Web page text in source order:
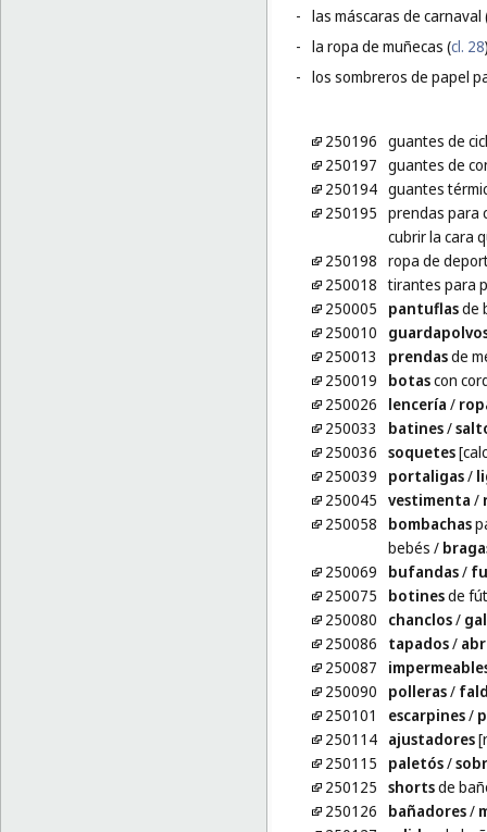
- las máscaras de carnaval
- la ropa de muñecas (cl. 28
- los sombreros de papel
250196 guantes de
250197 guantes de
250194 guantes
250195 prendas para
cubrir la cara
250198 ropa de
250018 tirantes para
250005
pantuflasde
250010
250013
prendasde
250019
botascon
250026
lencería /
250033
batines/
250036 soquetes
250039
portaligas/
250045 vestimenta /
250058
bombachas
bebés /
250069
bufandas/
250075
botinesde
250080
chanclos/
250086
tapados/
250087
250090
polleras/
250101
escarpines/
250114 ajustadores
250115
paletós/
250125 shortsde
250126
bañadores/